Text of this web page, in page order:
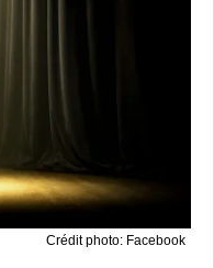
Crédit photo: Facebook